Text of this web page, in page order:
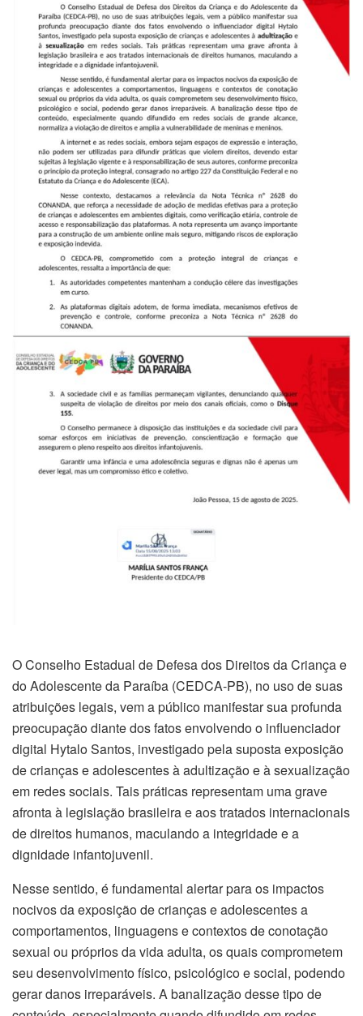
O Conselho Estadual de Defesa dos Direitos da Criança e
do Adolescente da Paraíba (CEDCA-PB), no uso de suas
atribuições legais, vem a público manifestar sua profunda
preocupação diante dos fatos envolvendo o influenciador
digital Hytalo Santos, investigado pela suposta exposição
de crianças e adolescentes à adultização e à sexualização
em redes sociais. Tais práticas representam uma grave
afronta à legislação brasileira e aos tratados internacionais
de direitos humanos, maculando a integridade e a
dignidade infantojuvenil.
Nesse sentido, é fundamental alertar para os impactos
nocivos da exposição de crianças e adolescentes a
comportamentos, linguagens e contextos de conotação
sexual ou próprios da vida adulta, os quais comprometem
seu desenvolvimento físico, psicológico e social, podendo
gerar danos irreparáveis. A banalização desse tipo de